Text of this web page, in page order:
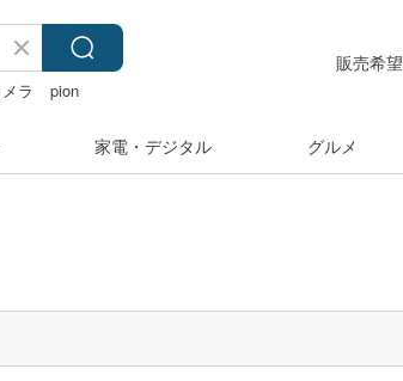
ラ
pion
販売希
家電・デジタル グルメ